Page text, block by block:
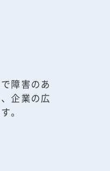
障害のあ
企業の広
。